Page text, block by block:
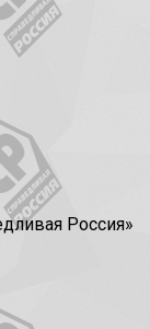
Россия»